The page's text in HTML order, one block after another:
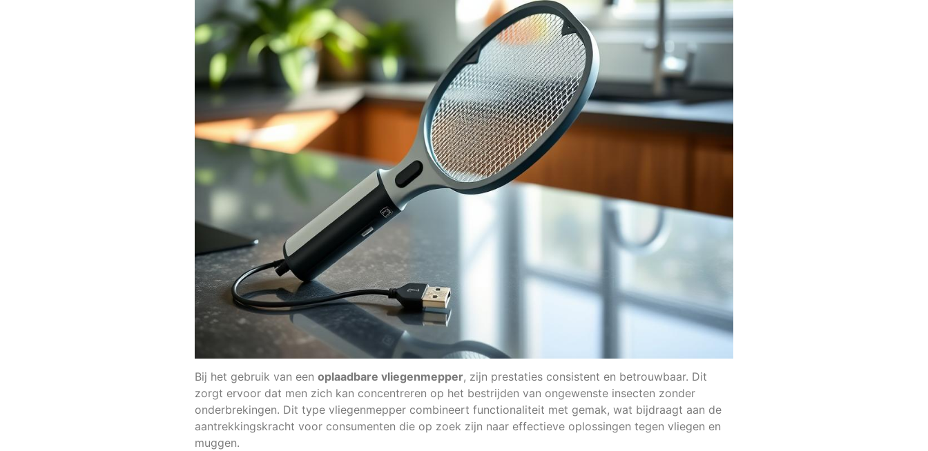
Bij het gebruik van een oplaadbare vliegenmepper, zijn prestaties consistent en betrouwbaar. Dit
zorgt ervoor dat men zich kan concentreren op het bestrijden van ongewenste insecten zonder
onderbrekingen. Dit type vliegenmepper combineert functionaliteit met gemak, wat bijdraagt aan de
aantrekkingskracht voor consumenten die op zoek zijn naar effectieve oplossingen tegen vliegen en
muggen.